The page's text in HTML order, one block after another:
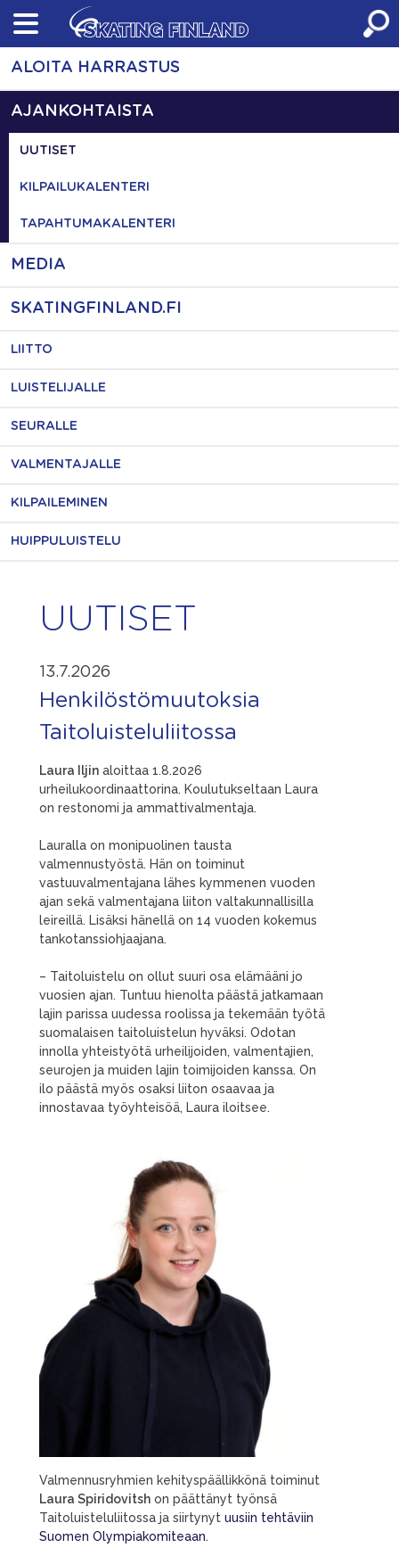
Skip
content
ALOITA HARRASTUS
AJANKOHTAISTA
UUTISET
KILPAILUKALENTERI
TAPAHTUMAKALENTERI
MEDIA
SKATINGFINLAND.FI
LIITTO
LUISTELIJALLE
SEURALLE
VALMENTAJALLE
KILPAILEMINEN
HUIPPULUISTELU
UUTISET
13.7.2026
Henkilöstömuutoksia
Taitoluisteluliitossa
Laura Iljin aloittaa 1.8.2026
urheilukoordinaattorina. Koulutukseltaan Laura
on restonomi ja ammattivalmentaja.
Lauralla on monipuolinen tausta
valmennustyöstä. Hän on toiminut
vastuuvalmentajana lähes kymmenen vuoden
ajan sekä valmentajana liiton valtakunnallisilla
leireillä. Lisäksi hänellä on 14 vuoden kokemus
tankotanssiohjaajana.
– Taitoluistelu on ollut suuri osa elämääni jo
vuosien ajan. Tuntuu hienolta päästä jatkamaan
lajin parissa uudessa roolissa ja tekemään työtä
suomalaisen taitoluistelun hyväksi. Odotan
innolla yhteistyötä urheilijoiden, valmentajien,
seurojen ja muiden lajin toimijoiden kanssa. On
ilo päästä myös osaksi liiton osaavaa ja
innostavaa työyhteisöä, Laura iloitsee.
Valmennusryhmien kehityspäällikkönä toiminut
Laura Spiridovitsh on päättänyt työnsä
Taitoluisteluliitossa ja siirtynyt uusiin tehtäviin
Suomen Olympiakomiteaan.